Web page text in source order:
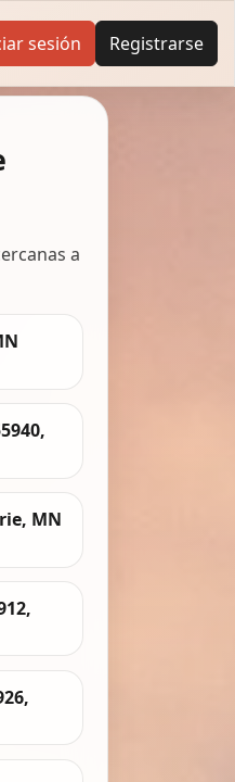
sesión Registrarse
a
MN